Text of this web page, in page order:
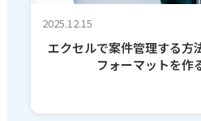
2025.12.15
エクセルで案件管理する方
フォーマットを作